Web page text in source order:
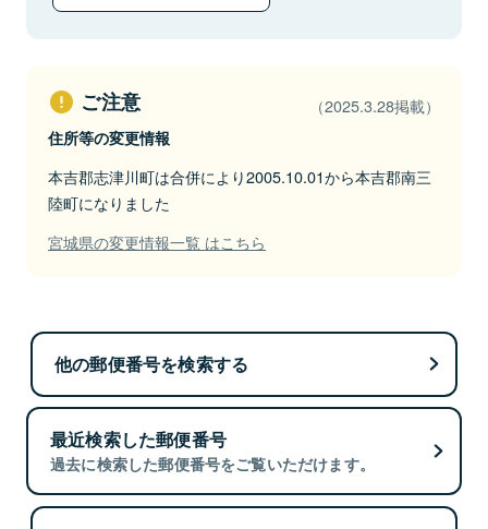
ご注意 （2025.3.28掲載）
住所等の変更情報
本吉郡志津川町は合併により2005.10.01から本吉郡南三
陸町になりました
宮城県の変更情報一覧 はこちら
他の郵便番号を検索する
最近検索した郵便番号
過去に検索した郵便番号をご覧いただけます。